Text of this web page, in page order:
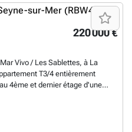
fermé. 1En savoir plus ?
220 000 €
Vivo / Les Sablettes, à La
T3/4 entièrement
4ème et dernier étage d'une
de 2 chambres
3ème chambre, d'une salle